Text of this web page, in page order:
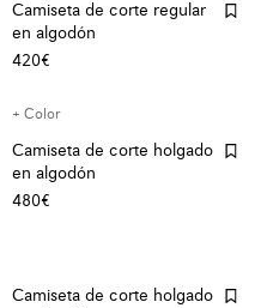
Camiseta de corte regular
en algodón
420€
+ Color
Camiseta de corte holgado
en algodón
480€
Camiseta de corte holgado